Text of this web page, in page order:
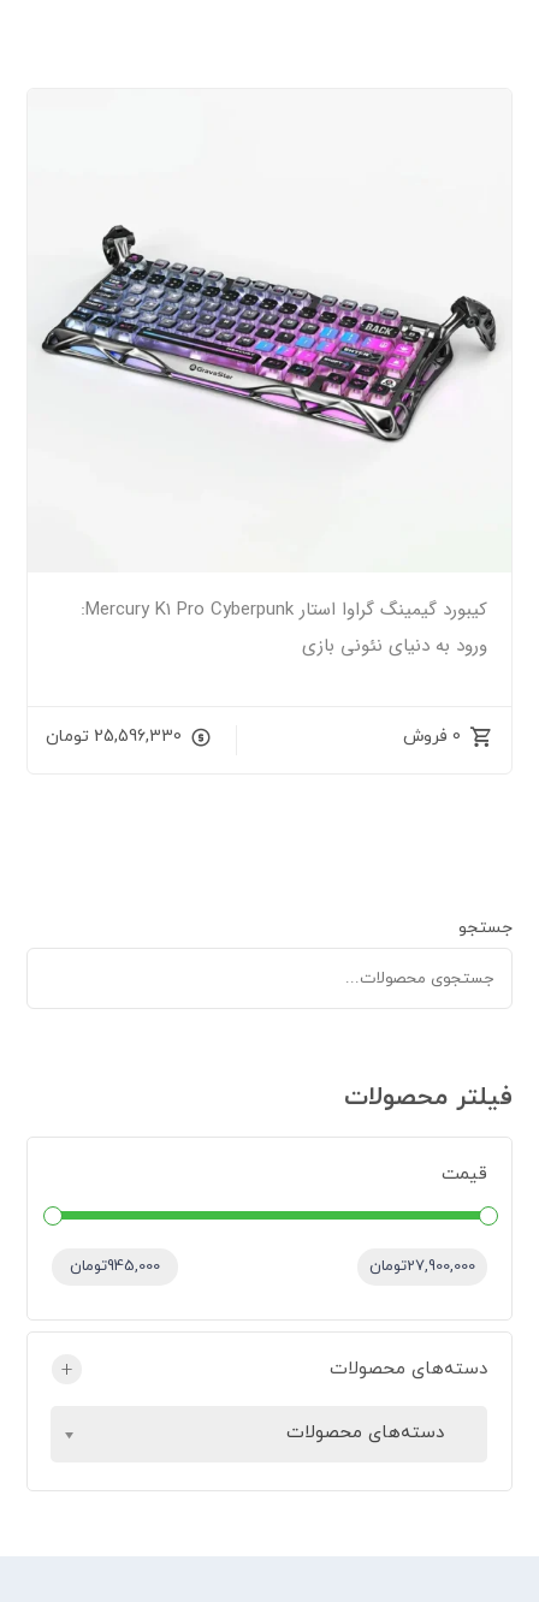
کیبورد گیمینگ گراوا استار Mercury K1 Pro Cyberpunk:
ورود به دنیای نئونی بازی
0 فروش 25,596,330 تومان
جستجو
فیلتر محصولات
قیمت
قیمت:945,000تومان 27,900,000تومان
دسته‌های محصولات +
دسته‌های محصولات